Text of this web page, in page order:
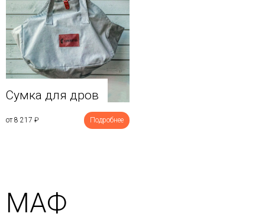
Сумка для дров
от 8 217 ₽ Подробнее
МАФ